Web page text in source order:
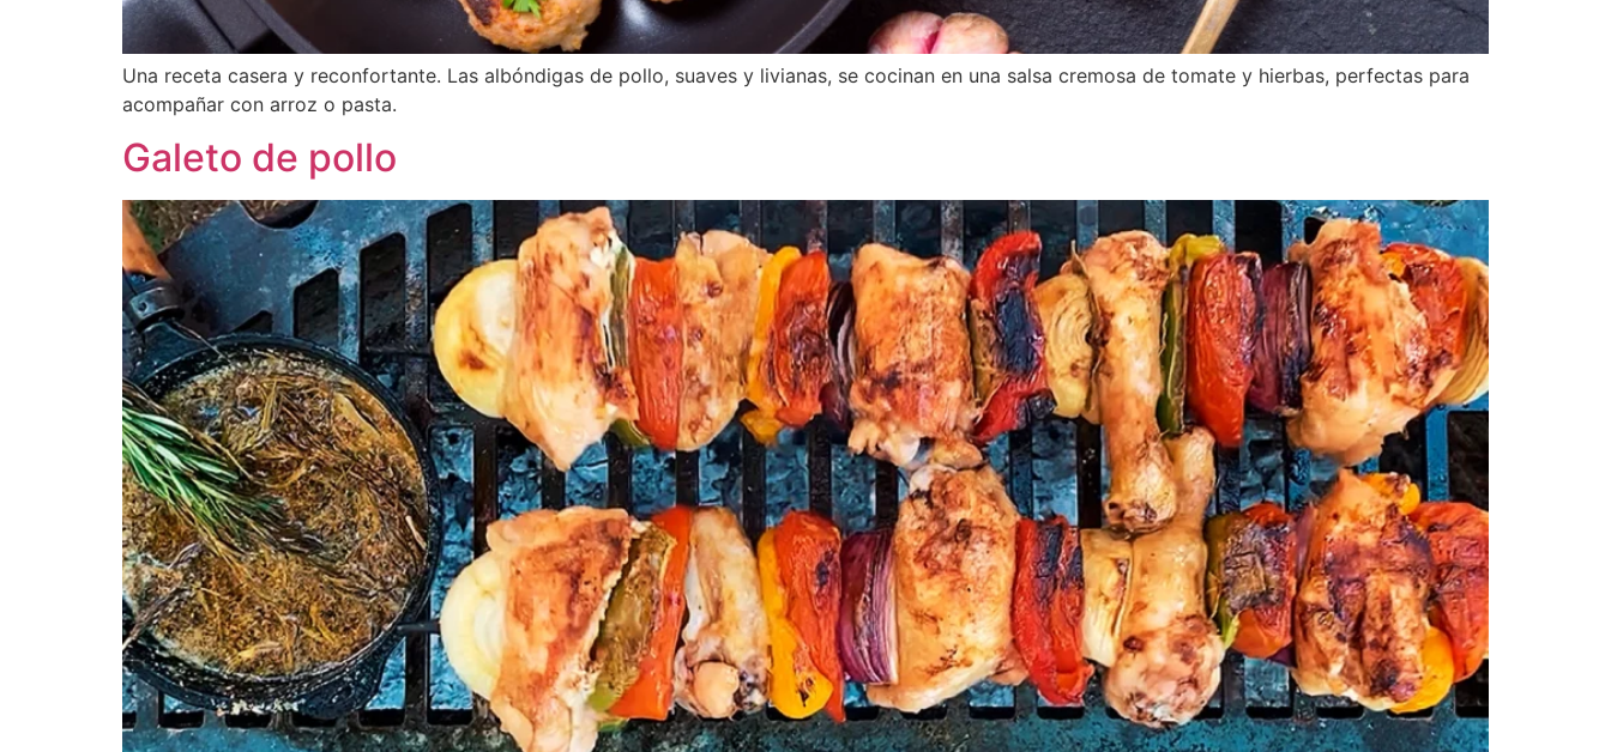
Una receta casera y reconfortante. Las albóndigas de pollo, suaves y livianas, se cocinan en una salsa cremosa de tomate y hierbas, perfectas para
acompañar con arroz o pasta.
Galeto de pollo